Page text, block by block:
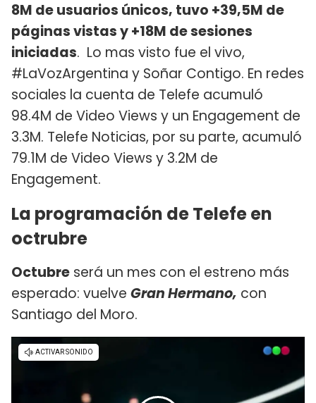
8M de usuarios únicos, tuvo +39,5M de
páginas vistas y +18M de sesiones
iniciadas. Lo mas visto fue el vivo,
#LaVozArgentina y Soñar Contigo. En redes
sociales la cuenta de Telefe acumuló
98.4M de Video Views y un Engagement de
3.3M. Telefe Noticias, por su parte, acumuló
79.1M de Video Views y 3.2M de
Engagement.
La programación de Telefe en
octrubre
Octubre será un mes con el estreno más
esperado: vuelve Gran Hermano, con
Santiago del Moro.